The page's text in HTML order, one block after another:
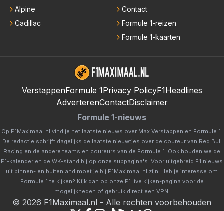
Alpine
Cadillac
Contact
Formule 1-reizen
Formule 1-kaarten
VerstappenFormule 1Privacy PolicyF1Headlines
AdverterenContactDisclaimer
Formule 1-nieuws
Op F1Maximaal.nl vind je het laatste nieuws over Max Verstappen en Formule 1.
De redactie schrijft dagelijks de laatste nieuwtjes over de coureur van Red Bull
Racing en de andere teams en coureurs van de Formule 1. Ook houden we de
F1-kalender en de WK-stand bij op onze subpagina's. Voor uitgebreid F1 nieuws
uit binnen- en buitenland moet je bij F1Maximaal.nl zijn. Heb je interesse om
Formule 1 te kijken? Kijk dan op onze F1 live kijken-pagina voor de
mogelijkheden of gebruik direct een VPN.
© 2026 F1Maximaal.nl - Alle rechten voorbehouden